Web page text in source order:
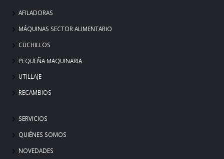
AFILADORAS
MÁQUINAS SECTOR ALIMENTARIO
CUCHILLOS
PEQUEÑA MAQUINARIA
UTILLAJE
RECAMBIOS
SERVICIOS
QUIÉNES SOMOS
NOVEDADES